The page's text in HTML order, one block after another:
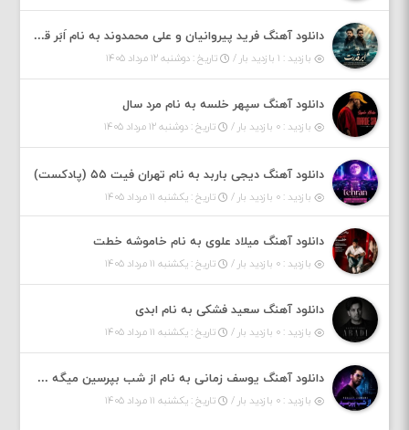
دانلود آهنگ فرید پیروانیان و علی محمدوند به نام اَبَر قدرت
بازدید : ۱ بازدید بار / تاریخ : دوشنبه ۱۲ مرداد ۱۴۰۵
دانلود آهنگ سپهر خلسه به نام مرد سال
بازدید : ۰ بازدید بار / تاریخ : دوشنبه ۱۲ مرداد ۱۴۰۵
دانلود آهنگ دیجی باربد به نام تهران فیت ۵۵ (پادکست)
بازدید : ۰ بازدید بار / تاریخ : یکشنبه ۱۱ مرداد ۱۴۰۵
دانلود آهنگ میلاد علوی به نام خاموشه خطت
بازدید : ۰ بازدید بار / تاریخ : یکشنبه ۱۱ مرداد ۱۴۰۵
دانلود آهنگ سعید فشکی به نام ابدی
بازدید : ۰ بازدید بار / تاریخ : یکشنبه ۱۱ مرداد ۱۴۰۵
دانلود آهنگ یوسف زمانی به نام از شب بپرسین میگه چه روزگاری دارم
بازدید : ۰ بازدید بار / تاریخ : یکشنبه ۱۱ مرداد ۱۴۰۵